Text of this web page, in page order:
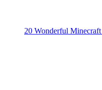
20 Wonderful Minecraft